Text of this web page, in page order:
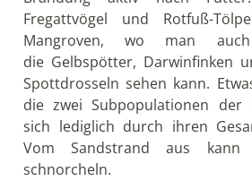
Fregattvögel und Rotfuß-
Mangroven, wo man
die Gelbspötter, Darwinfinken
Spottdrosseln sehen kann.
die zwei Subpopulationen der
sich lediglich durch ihren
Vom Sandstrand aus kann
schnorcheln.